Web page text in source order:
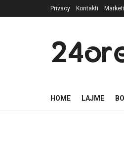
Privacy Kontakti
HOME LAJME